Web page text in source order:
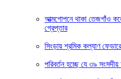
আত্মগোপনে থাকা তেজগাঁও
গ্রেপ্তার
সিংড়ায় শ্রমিক কল্যাণ
পরিবর্তন হচ্ছে যে ৩৯